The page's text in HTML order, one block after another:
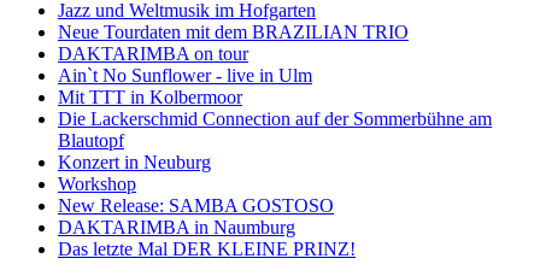
Jazz und Weltmusik im Hofgarten
Neue Tourdaten mit dem BRAZILIAN TRIO
DAKTARIMBA on tour
Ain`t No Sunflower - live in Ulm
Mit TTT in Kolbermoor
Die Lackerschmid Connection auf der Sommerbühne am
Blautopf
Konzert in Neuburg
Workshop
New Release: SAMBA GOSTOSO
DAKTARIMBA in Naumburg
Das letzte Mal DER KLEINE PRINZ!